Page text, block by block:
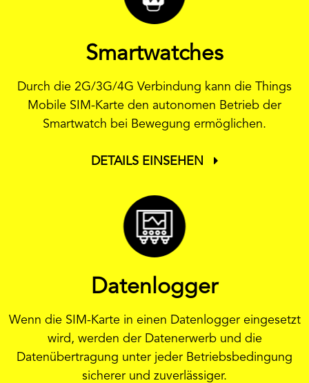
Smartwatches
Durch die 2G/3G/4G Verbindung kann die Things
Mobile SIM-Karte den autonomen Betrieb der
Smartwatch bei Bewegung ermöglichen.
DETAILS EINSEHEN
Datenlogger
Wenn die SIM-Karte in einen Datenlogger eingesetzt
wird, werden der Datenerwerb und die
Datenübertragung unter jeder Betriebsbedingung
sicherer und zuverlässiger.